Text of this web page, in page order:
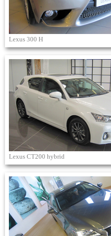
Lexus 300 H
Lexus CT200 hybrid